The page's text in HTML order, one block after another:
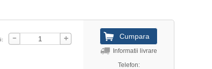
Informatii livrare
Telefon: